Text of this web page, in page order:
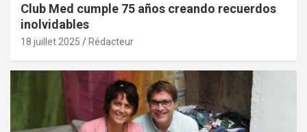
Club Med cumple 75 años creando recuerdos
inolvidables
18 juillet 2025 Rédacteur